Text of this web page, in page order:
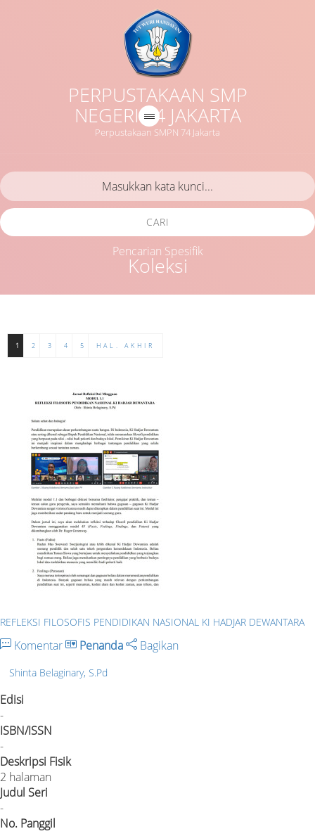
PERPUSTAKAAN SMP
NEGERI 74 JAKARTA
Perpustakaan SMPN 74 Jakarta
Koleksi
CARI
Pencarian Spesifik
1 2 3 4 5 HAL. AKHIR
REFLEKSI FILOSOFIS PENDIDIKAN NASIONAL KI HADJAR DEWANTARA
Komentar Penanda Bagikan
Shinta Belaginary, S.Pd
Edisi
-
ISBN/ISSN
-
Deskripsi Fisik
2 halaman
Judul Seri
-
No. Panggil